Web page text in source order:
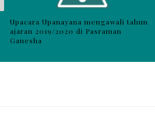
Upacara Upanayana mengawali tahun
ajaran 2019/2020 di Pasraman
Ganesha